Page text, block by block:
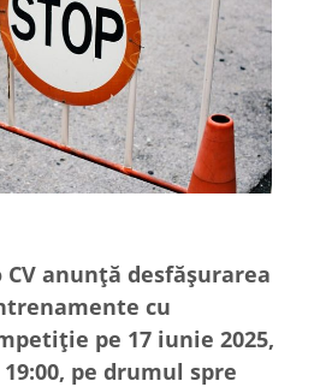
anunță desfășurarea
cu
pe 17 iunie 2025,
pe drumul spre